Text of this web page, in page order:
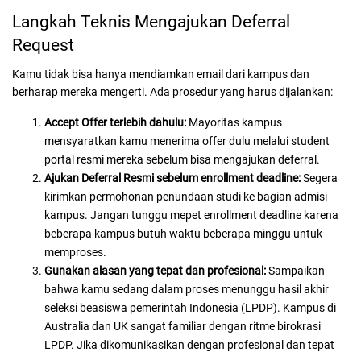
Langkah Teknis Mengajukan Deferral
Request
Kamu tidak bisa hanya mendiamkan email dari kampus dan
berharap mereka mengerti. Ada prosedur yang harus dijalankan:
Accept Offer terlebih dahulu: Mayoritas kampus
mensyaratkan kamu menerima offer dulu melalui student
portal resmi mereka sebelum bisa mengajukan deferral.
Ajukan Deferral Resmi sebelum enrollment deadline:Segera
kirimkan permohonan penundaan studi ke bagian admisi
kampus. Jangan tunggu mepet enrollment deadline karena
beberapa kampus butuh waktu beberapa minggu untuk
memproses.
Gunakan alasan yang tepat dan profesional:Sampaikan
bahwa kamu sedang dalam proses menunggu hasil akhir
seleksi beasiswa pemerintah Indonesia (LPDP). Kampus di
Australia dan UK sangat familiar dengan ritme birokrasi
LPDP. Jika dikomunikasikan dengan profesional dan tepat